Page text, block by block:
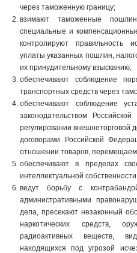
через таможенную границу;
взимают таможенные
специальные и
контролируют правильность
уплаты указанных пошлин,
их принудительному взысканию;
обеспечивают соблюдение
транспортных средств через
обеспечивают соблюдение
законодательством
регулировании внешнеторговой
договорами Российской
отношении товаров,
обеспечивают в пределах
интеллектуальной
ведут борьбу с
административными
дела, пресекают незаконный
наркотических средств,
радиоактивных веществ,
находящихся под угрозой